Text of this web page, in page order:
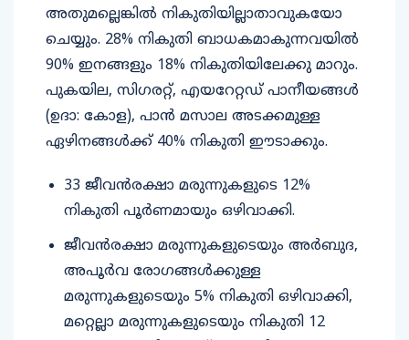
അതുമല്ലെങ്കിൽ നികുതിയില്ലാതാവുകയോ
ചെയ്യും. 28% നികുതി ബാധകമാകുന്നവയിൽ
90% ഇനങ്ങളും 18% നികുതിയിലേക്കു മാറും.
പുകയില, സിഗരറ്റ്, എയറേറ്റഡ് പാനീയങ്ങൾ
(ഉദാ: കോള), പാൻ മസാല അടക്കമുള്ള
ഏഴിനങ്ങൾക്ക് 40% നികുതി ഈടാക്കും.
33 ജീവൻരക്ഷാ മരുന്നുകളുടെ 12%
നികുതി പൂർണമായും ഒഴിവാക്കി.
ജീവൻരക്ഷാ മരുന്നുകളുടെയും അർബുദ,
അപൂർവ രോഗങ്ങൾക്കുള്ള
മരുന്നുകളുടെയും 5% നികുതി ഒഴിവാക്കി,
മറ്റെല്ലാ മരുന്നുകളുടെയും നികുതി 12